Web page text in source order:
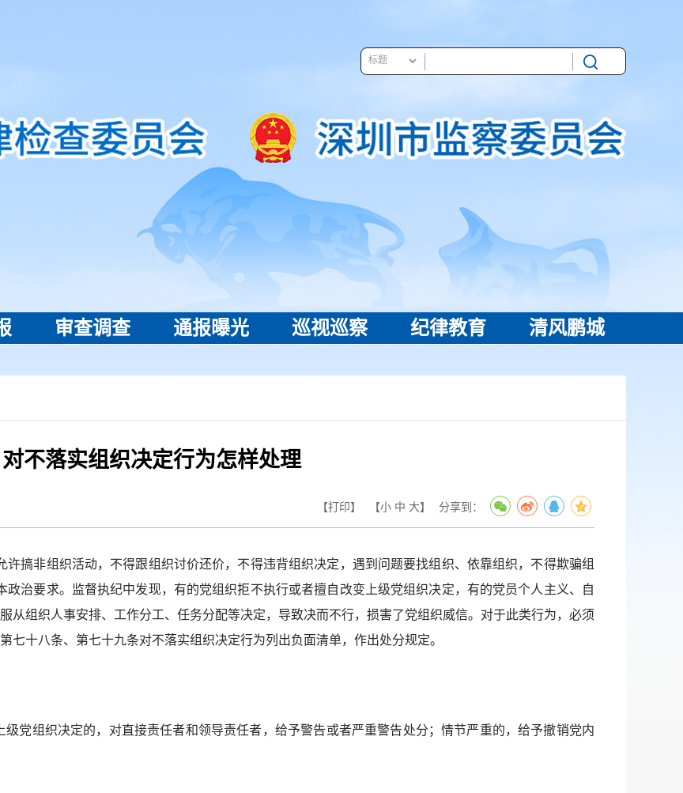
审查调查 通报曝光 巡视巡察 纪律教育 清风鹏城
对不落实组织决定行为怎样处理
【打印】 【小 中 大】 分享到：
非组织活动，不得跟组织讨价还价，不得违背组织决定，遇到问题要找组织、依靠组织，不得欺骗组
治要求。监督执纪中发现，有的党组织拒不执行或者擅自改变上级党组织决定，有的党员个人主义、自
从组织人事安排、工作分工、任务分配等决定，导致决而不行，损害了党组织威信。对于此类行为，必须
七十八条、第七十九条对不落实组织决定行为列出负面清单，作出处分规定。
组织决定的，对直接责任者和领导责任者，给予警告或者严重警告处分；情节严重的，给予撤销党内